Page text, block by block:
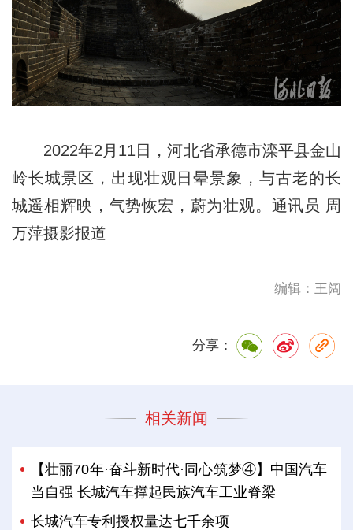
2022年2月11日，河北省承德市滦平县金山
岭长城景区，出现壮观日晕景象，与古老的长
城遥相辉映，气势恢宏，蔚为壮观。通讯员 周
万萍摄影报道
编辑：王阔
分享：
相关新闻
【壮丽70年·奋斗新时代·同心筑梦④】中国汽车
当自强 长城汽车撑起民族汽车工业脊梁
长城汽车专利授权量达七千余项